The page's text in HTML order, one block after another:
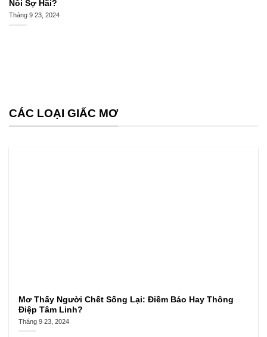
Nỗi Sợ Hãi?
Tháng 9 23, 2024
CÁC LOẠI GIẤC MƠ
Mơ Thấy Người Chết Sống Lại: Điềm Báo Hay Thông
Điệp Tâm Linh?
Tháng 9 23, 2024